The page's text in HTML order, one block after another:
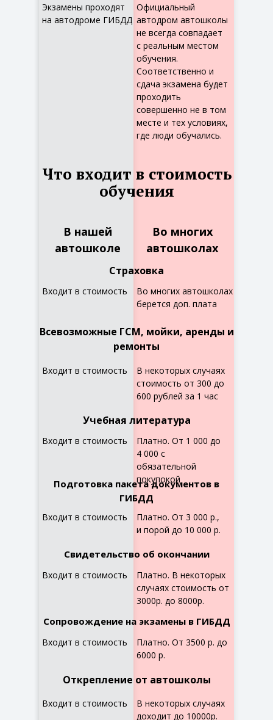
Официальный
автодром автошколы
не всегда совпадает
с реальным местом
обучения.
Соответственно и
сдача экзамена будет
проходить
совершенно не в том
месте и тех условиях,
где люди обучались.
Экзамены проходят
на автодроме ГИБДД
Во многих
автошколах
В нашей
автошколе
Страховка
Всевозможные ГСМ, мойки, аренды и
ремонты
Подготовка пакета документов в
ГИБДД
Открепление от автошколы
Во многих автошколах
берется доп. плата
Входит в стоимость
Входит в стоимость
В некоторых случаях
стоимость от 300 до
600 рублей за 1 час
Платно. От 3 000 р.,
и порой до 10 000 р.
Входит в стоимость
Свидетельство об окончании
Сопровождение на экзамены в ГИБДД
Учебная литература
Платно. В некоторых
случаях стоимость от
3000р. до 8000р.
Входит в стоимость
Платно. От 3500 р. до
6000 р.
Платно. От 1 000 до
4 000 с
обязательной
покупокой
В некоторых случаях
доходит до 10000р.
Входит в стоимость
Входит в стоимость
Входит в стоимость
Что входит в стоимость
обучения